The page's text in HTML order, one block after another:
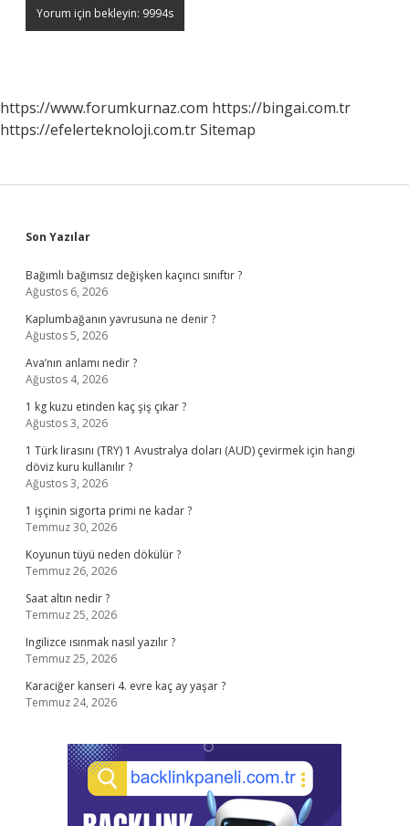
https://www.forumkurnaz.com https://bingai.com.tr
https://efelerteknoloji.com.trSitemap
Sidebar
Son Yazılar
Bağımlı bağımsız değişken kaçıncı sınıftır ?
Ağustos 6, 2026
Kaplumbağanın yavrusuna ne denir ?
Ağustos 5, 2026
Ava’nın anlamı nedir ?
Ağustos 4, 2026
1 kg kuzu etinden kaç şiş çıkar ?
Ağustos 3, 2026
1 Türk lirasını (TRY) 1 Avustralya doları (AUD) çevirmek için hangi
döviz kuru kullanılır ?
Ağustos 3, 2026
1 işçinin sigorta primi ne kadar ?
Temmuz 30, 2026
Koyunun tüyü neden dökülür ?
Temmuz 26, 2026
Saat altın nedir ?
Temmuz 25, 2026
Ingilizce ısınmak nasıl yazılır ?
Temmuz 25, 2026
Karaciğer kanseri 4. evre kaç ay yaşar ?
Temmuz 24, 2026